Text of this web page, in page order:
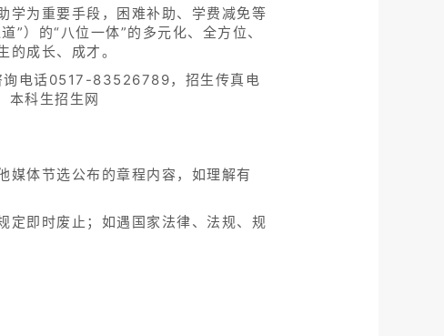
学为重要手段，困难补助、学费减免等
”）的“八位一体”的多元化、全方位、
成长、成才。
询电话0517-83526789，招生传真电
科生招生网
媒体节选公布的章程内容，如理解有
定即时废止；如遇国家法律、法规、规